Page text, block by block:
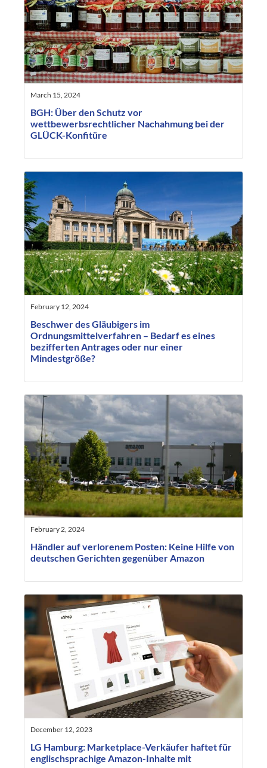
March 15, 2024
BGH: Über den Schutz vor
wettbewerbsrechtlicher Nachahmung bei der
GLÜCK-Konfitüre
February 12, 2024
Beschwer des Gläubigers im
Ordnungsmittelverfahren – Bedarf es eines
bezifferten Antrages oder nur einer
Mindestgröße?
February 2, 2024
Händler auf verlorenem Posten: Keine Hilfe von
deutschen Gerichten gegenüber Amazon
December 12, 2023
LG Hamburg: Marketplace-Verkäufer haftet für
englischsprachige Amazon-Inhalte mit